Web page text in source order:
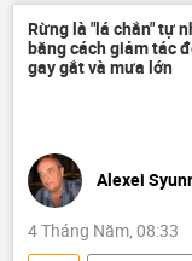
Rừng là "lá chắn" tự
bằng cách giảm tác
gay gắt và mưa lớn
Alexei
4 Tháng Năm, 08:33